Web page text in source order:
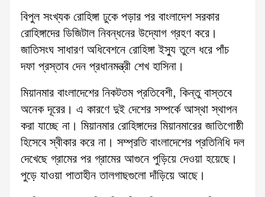
বিপুল সংখ্যক রোহিঙ্গা ঢুকে পড়ার পর বাংলাদেশ সরকার
রোহিঙ্গাদের ডিজিটাল নিবন্ধনের উদ্যোগ গ্রহণ করে।
জাতিসংঘ সাধারণ অধিবেশনে রোহিঙ্গা ইস্যু তুলে ধরে পাঁচ
দফা প্রস্তাব দেন প্রধানমন্ত্রী শেখ হাসিনা।
মিয়ানমার বাংলাদেশের নিকটতম প্রতিবেশী, কিন্তু বাস্তবে
অনেক দূরের। এ কারণে দুই দেশের সম্পর্কে আস্থা স্থাপন
করা যাচ্ছে না। মিয়ানমার রোহিঙ্গাদের মিয়ানমারের জাতিগোষ্ঠী
হিসেবে স্বীকার করে না। সম্প্রতি বাংলাদেশের প্রতিনিধি দল
দেখেছে গ্রামের পর গ্রামের আগুনে পুড়িয়ে দেওয়া হয়েছে।
পুড়ে যাওয়া পাতাহীন তালগাছগুলো দাঁড়িয়ে আছে।